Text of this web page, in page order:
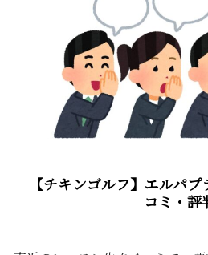
【チキンゴルフ】エルパ
コミ・評